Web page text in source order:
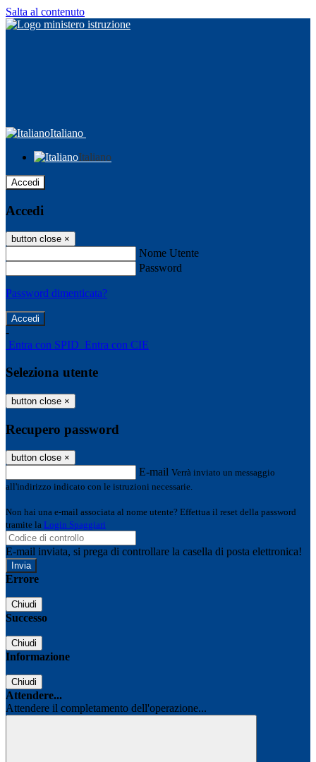
Salta al contenuto
Italiano
Italiano
Accedi
Accedi
button close ×
Nome Utente
Password
Password dimenticata?
-
Entra con SPID Entra con CIE
Seleziona utente
button close ×
Recupero password
button close ×
E-mail Verrà inviato un messaggio
all'indirizzo indicato con le istruzioni necessarie.
Non hai una e-mail associata al nome utente? Effettua il reset della password
tramite la Login Spaggiari
E-mail inviata, si prega di controllare la casella di posta elettronica!
Errore
Chiudi
Successo
Chiudi
Informazione
Chiudi
Attendere...
Attendere il completamento dell'operazione...